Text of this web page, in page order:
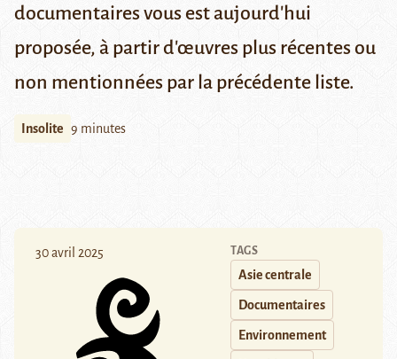
documentaires vous est aujourd'hui
proposée, à partir d'œuvres plus récentes ou
non mentionnées par la précédente liste.
Insolite 9 minutes
30 avril 2025 TAGS
Asie centrale
Documentaires
Environnement